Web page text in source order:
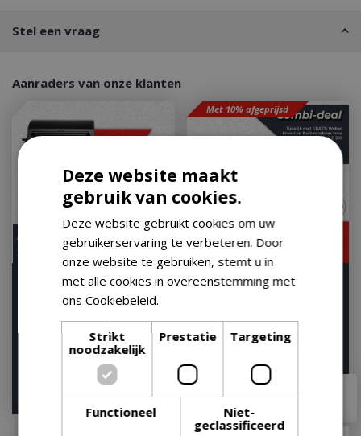
Stel een vraag
Aanraders van onze klanten
Boretti Luciano Nero
Outdoor Kitchen
2.399,00
Op voorraad
Met 10% afgeprijsd
Weber Spirit e-225 gbs -
€494,10
Op voorraad
Deze website maakt
gebruik van cookies.
Deze website gebruikt cookies om uw
gebruikerservaring te verbeteren. Door
onze website te gebruiken, stemt u in
met alle cookies in overeenstemming met
ons Cookiebeleid.
Strikt
noodzakelijk
Prestatie Targeting
Functioneel
Niet-
geclassificeerd